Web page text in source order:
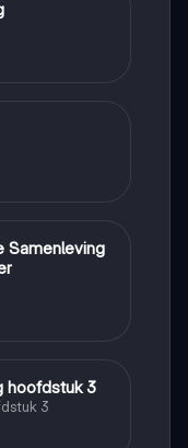
Samenleving
hoofdstuk 3
3